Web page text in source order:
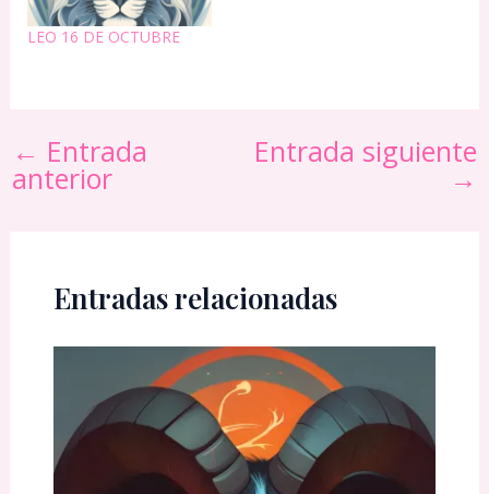
LEO 16 DE OCTUBRE
← Entrada
anterior
Entrada siguiente
→
Entradas relacionadas